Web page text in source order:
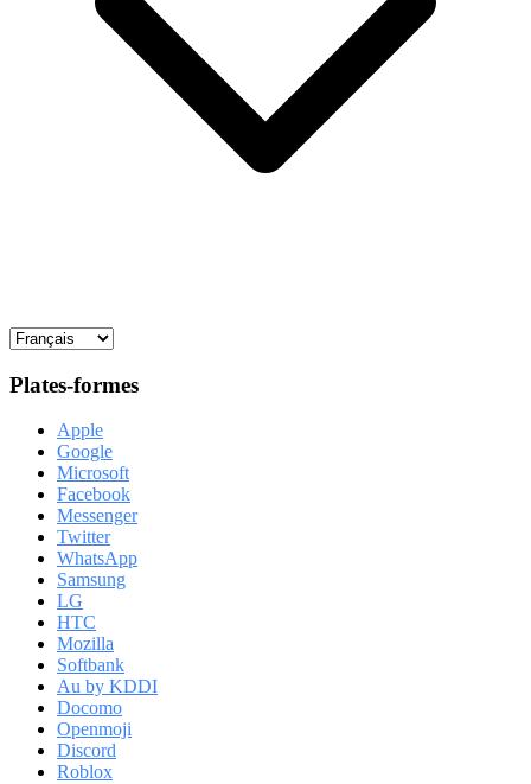
Plates-formes
Apple
Google
Microsoft
Facebook
Messenger
Twitter
WhatsApp
Samsung
LG
HTC
Mozilla
Softbank
Au by KDDI
Docomo
Openmoji
Discord
Roblox